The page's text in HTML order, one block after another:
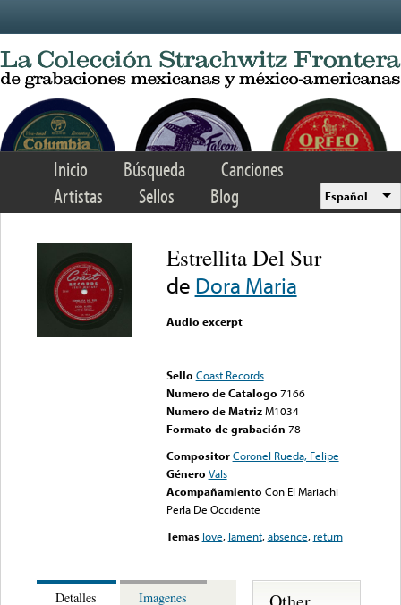
Inicio Búsqueda
Canciones
Artistas
Sellos Blog Español
Estrellita Del Sur
de Dora Maria
Audio excerpt
Sello Coast Records
Numero de Catalogo 7166
Numero de Matriz M1034
Formato de grabación 78
Compositor Coronel Rueda, Felipe
Género Vals
Acompañamiento Con El Mariachi
Perla De Occidente
Temas love, lament,absence, return
Detalles
Imagenes